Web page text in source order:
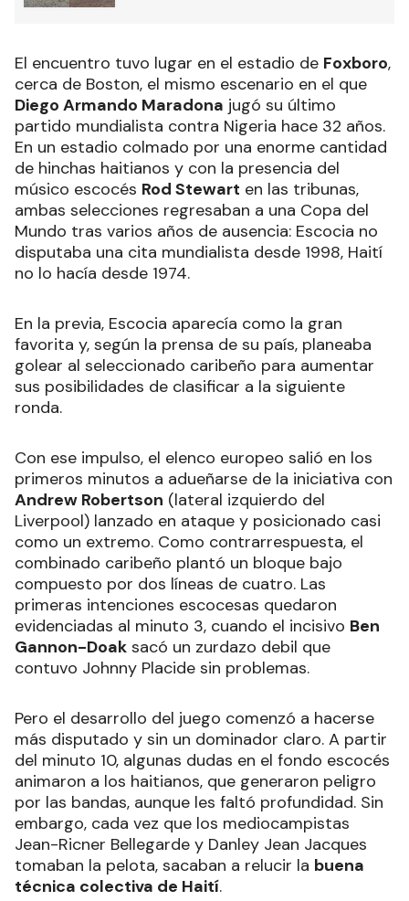
El encuentro tuvo lugar en el estadio de Foxboro,
cerca de Boston, el mismo escenario en el que
Diego Armando Maradona jugó su último
partido mundialista contra Nigeria hace 32 años.
En un estadio colmado por una enorme cantidad
de hinchas haitianos y con la presencia del
músico escocés Rod Stewart en las tribunas,
ambas selecciones regresaban a una Copa del
Mundo tras varios años de ausencia: Escocia no
disputaba una cita mundialista desde 1998, Haití
no lo hacía desde 1974.
En la previa, Escocia aparecía como la gran
favorita y, según la prensa de su país, planeaba
golear al seleccionado caribeño para aumentar
sus posibilidades de clasificar a la siguiente
ronda.
Con ese impulso, el elenco europeo salió en los
primeros minutos a adueñarse de la iniciativa con
Andrew Robertson (lateral izquierdo del
Liverpool) lanzado en ataque y posicionado casi
como un extremo. Como contrarrespuesta, el
combinado caribeño plantó un bloque bajo
compuesto por dos líneas de cuatro. Las
primeras intenciones escocesas quedaron
evidenciadas al minuto 3, cuando el incisivo Ben
Gannon-Doak sacó un zurdazo debil que
contuvo Johnny Placide sin problemas.
Pero el desarrollo del juego comenzó a hacerse
más disputado y sin un dominador claro. A partir
del minuto 10, algunas dudas en el fondo escocés
animaron a los haitianos, que generaron peligro
por las bandas, aunque les faltó profundidad. Sin
embargo, cada vez que los mediocampistas
Jean-Ricner Bellegarde y Danley Jean Jacques
tomaban la pelota, sacaban a relucir la buena
técnica colectiva de Haití.